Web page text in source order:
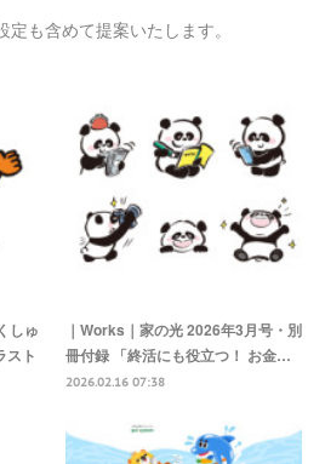
定も含めて提案いたします。
しゅ
スト
｜Works｜家の光 2026年3月号・別
冊付録 「終活にも役立つ！ お金…
2026.02.16 07:38